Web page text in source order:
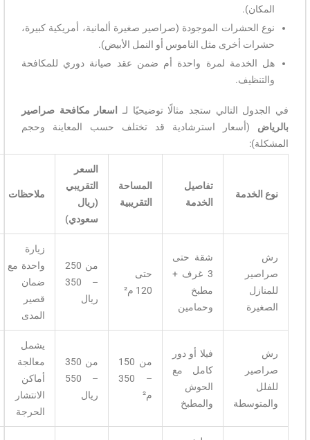
المكان).
نوع الحشرات الموجودة (صراصير صغيرة ألمانية، أمريكية كبيرة،
حشرات أخرى مثل الناموس أو النمل الأبيض).
هل الخدمة لمرة واحدة أم ضمن عقد صيانة دوري للمكافحة
والتنظيف.
في الجدول التالي ستجد مثالًا توضيحيًا لـ
اسعار مكافحة صراصير
بالرياض(أسعار استرشادية قد تختلف حسب المعاينة وحجم
المشكلة):
نوع الخدمة
تفاصيل
الخدمة
المساحة
التقريبية
السعر
التقريبي
(ريال
سعودي)
ملاحظات
رش
صراصير
للمنازل
الصغيرة
شقة حتى
3 غرف +
مطبخ
وحمامين
حتى
120 م²
من 250
– 350
ريال
زيارة
واحدة مع
ضمان
قصير
المدى
رش
صراصير
للفلل
والمتوسطة
فيلا أو دور
كامل مع
الحوش
والمطبخ
من 150
– 350
م²
من 350
– 550
ريال
يشمل
معالجة
أماكن
الانتشار
الحرجة